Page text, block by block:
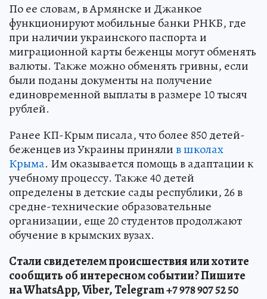
По ее словам, в Армянске и Джанкое
функционируют мобильные банки РНКБ, где
при наличии украинского паспорта и
миграционной карты беженцы могут обменять
валюты. Также можно обменять гривны, если
были поданы документы на получение
единовременной выплаты в размере 10 тысяч
рублей.
Ранее КП-Крым писала, что более 850 детей-
беженцев из Украины принялив школах
Крыма. Им оказывается помощь в адаптации к
учебному процессу. Также 40 детей
определены в детские сады республики, 26 в
средне-технические образовательные
организации, еще 20 студентов продолжают
обучение в крымских вузах.
Стали свидетелем происшествия или хотите
сообщить об интересном событии? Пишите
на WhatsApp, Viber, Telegram +7 978 907 52 50